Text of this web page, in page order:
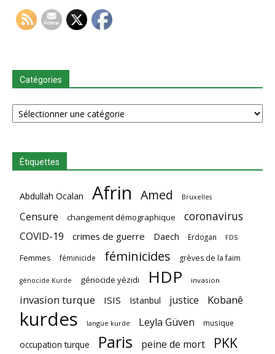
Catégories
Catégories
Étiquettes
Abdullah Ocalan Afrin Amed Bruxelles
Censure changement démographique coronavirus
COVID-19 crimes de guerre Daech Erdogan FDS
Femmes féminicide féminicides grèves de la faim
génocide Kurde génocide yézidi HDP invasion
invasion turque ISIS Istanbul justice Kobanê
kurdes langue kurde Leyla Güven musique
occupation turque Paris peine de mort PKK